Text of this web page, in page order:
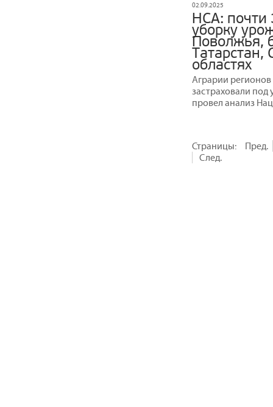
02.09.2025
НСА: почти
уборку
Поволжья,
Татарстан,
областях
Аграрии
застраховали под
провел анализ
Страницы:
Пред.
След.